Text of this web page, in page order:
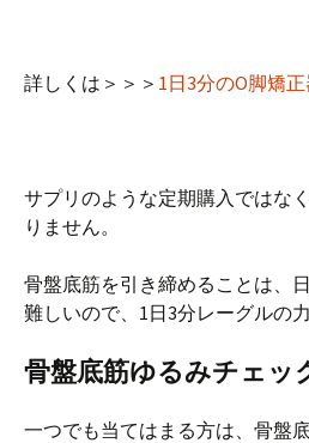
詳しくは＞＞＞ 1日3分のO脚矯
サプリのような定期購入ではな
りません。
骨盤底筋を引き締めることは、
難しいので、1日3分レーグルの
骨盤底筋ゆるみチェッ
一つでも当てはまる方は、骨盤